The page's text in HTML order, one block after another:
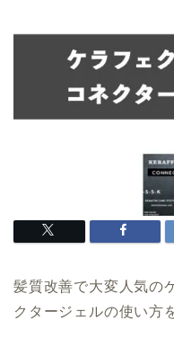
髪質改善で大変人気の
クタージェルの使い方